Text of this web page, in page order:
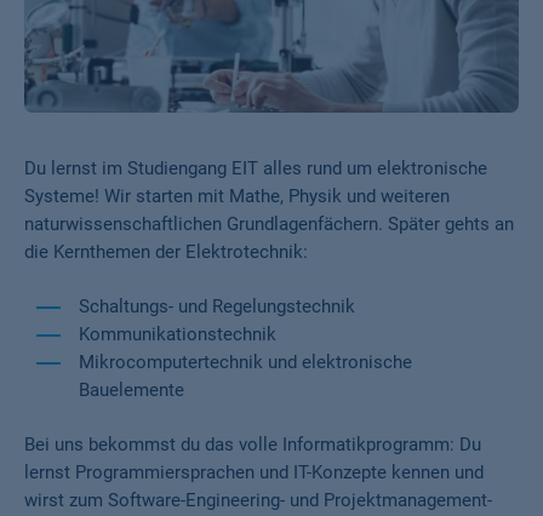
Du lernst im Studiengang EIT alles rund um elektronische
Systeme! Wir starten mit Mathe, Physik und weiteren
naturwissenschaftlichen Grundlagenfächern. Später gehts an
die Kernthemen der Elektrotechnik:
Schaltungs- und Regelungstechnik
Kommunikationstechnik
Mikrocomputertechnik und elektronische
Bauelemente
Bei uns bekommst du das volle Informatikprogramm: Du
lernst Programmiersprachen und IT-Konzepte kennen und
wirst zum Software-Engineering- und Projektmanagement-